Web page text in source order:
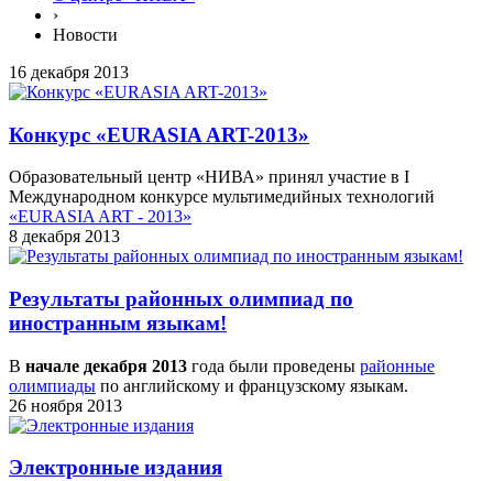
›
Новости
16 декабря 2013
Конкурс «EURASIA ART-2013»
Образовательный центр «НИВА» принял участие в I
Международном конкурсе мультимедийных технологий
«EURASIA ART - 2013»
8 декабря 2013
Результаты районных олимпиад по
иностранным языкам!
В начале декабря 2013 года были проведены районные
олимпиады по английскому и французскому языкам.
26 ноября 2013
Электронные издания